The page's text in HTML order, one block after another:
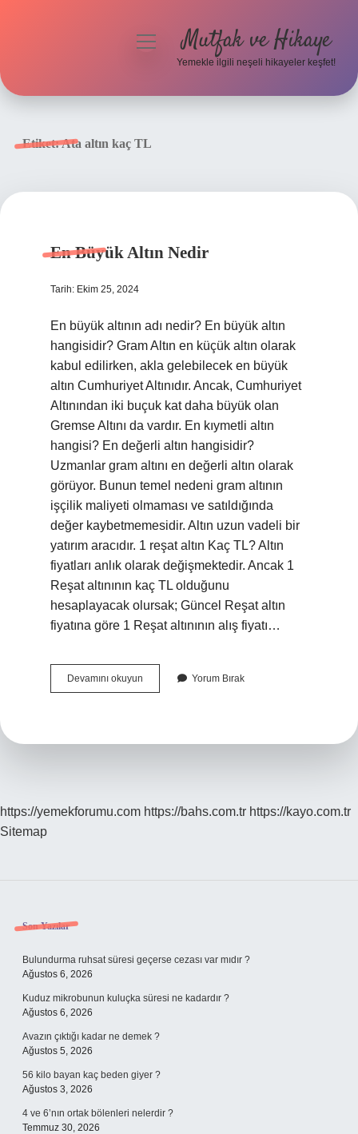
menüyüMutfak ve Hikaye
Yemekle ilgili neşeli hikayeler keşfet!
Etiket:Ata altın kaç TL
En Büyük Altın Nedir
Tarih: Ekim 25, 2024
En büyük altının adı nedir? En büyük altın
hangisidir? Gram Altın en küçük altın olarak
kabul edilirken, akla gelebilecek en büyük
altın Cumhuriyet Altınıdır. Ancak, Cumhuriyet
Altınından iki buçuk kat daha büyük olan
Gremse Altını da vardır. En kıymetli altın
hangisi? En değerli altın hangisidir?
Uzmanlar gram altını en değerli altın olarak
görüyor. Bunun temel nedeni gram altının
işçilik maliyeti olmaması ve satıldığında
değer kaybetmemesidir. Altın uzun vadeli bir
yatırım aracıdır. 1 reşat altın Kaç TL? Altın
fiyatları anlık olarak değişmektedir. Ancak 1
Reşat altınının kaç TL olduğunu
hesaplayacak olursak; Güncel Reşat altın
fiyatına göre 1 Reşat altınının alış fiyatı…
Devamını okuyun
Büyük
Yorum Bırak
https://yemekforumu.com https://bahs.com.tr https://kayo.com.tr
Sitemap
Sidebar
Son Yazılar
Bulundurma ruhsat süresi geçerse cezası var mıdır ?
Ağustos 6, 2026
Kuduz mikrobunun kuluçka süresi ne kadardır ?
Ağustos 6, 2026
Avazın çıktığı kadar ne demek ?
Ağustos 5, 2026
56 kilo bayan kaç beden giyer ?
Ağustos 3, 2026
4 ve 6’nın ortak bölenleri nelerdir ?
Temmuz 30, 2026